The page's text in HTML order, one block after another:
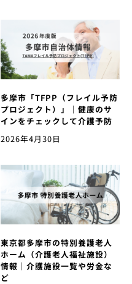
多摩市「TFPP（フレイル予防
プロジェクト）」｜健康のサ
インをチェックして介護予防
2026年4月30日
東京都多摩市の特別養護老人
ホーム（介護老人福祉施設）
情報｜介護施設一覧や労金な
ど